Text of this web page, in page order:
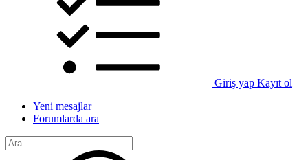
Giriş yap Kayıt ol
Yeni mesajlar
Forumlarda ara